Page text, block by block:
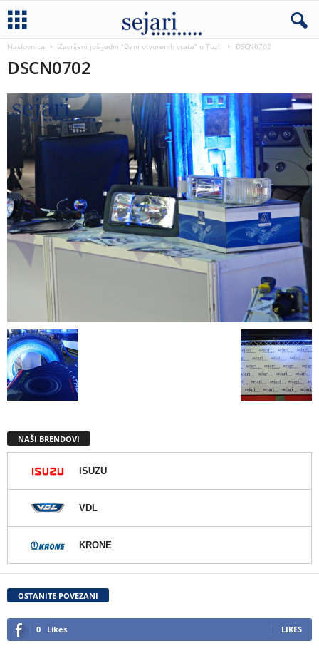
Naslovnica Završeni još jedni “Dani otvorenih vrata” u Tuzli DSCN0702
DSCN0702
NAŠI BRENDOVI
ISUZU
VDL
KRONE
OSTANITE POVEZANI
0 Likes LIKES